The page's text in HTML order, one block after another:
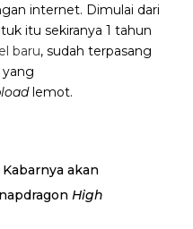
internet. Dimulai dari
itu sekiranya 1 tahun
baru, sudah terpasang
yang
lemot.
akan
High